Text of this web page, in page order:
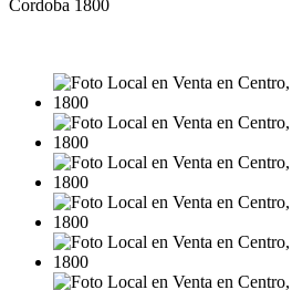
Cordoba 1800